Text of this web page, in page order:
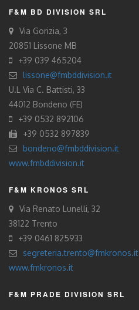
F&M BD DIVISION SRL
Via Gorizia, 3
20851 Lissone MB
+39 039 465204
lissone@fmbddivision.it
U.L Via C. Battisti, 33
44012 Bondeno (FE)
+39 0532 892106
+39 0532 897839
bondeno@fmbddivision.it
www.fmbddivision.it
F&M KRONOS SRL
Via Renato Lunelli, 32
38122 Trento
+39 0461 825933
segreteria.trento@fmkronos.it
www.fmkronos.it
F&M PRADE DIVISION SRL